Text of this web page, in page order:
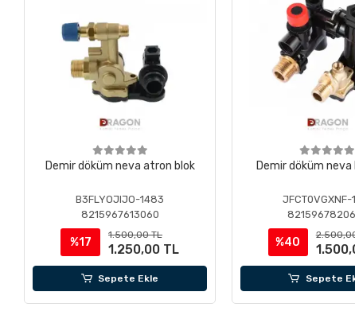
Demir döküm neva atron blok
B3FLYOJIJO-1483
8215967613060
%17
1.500,00 TL
1.250,00 TL
Sepete Ekle
Demir döküm neva
JFCT0VGXNF-
%40
Sepete